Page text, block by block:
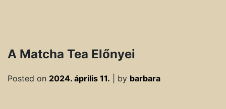
A Matcha Tea Előnyei
Posted on 2024. április 11. by barbara